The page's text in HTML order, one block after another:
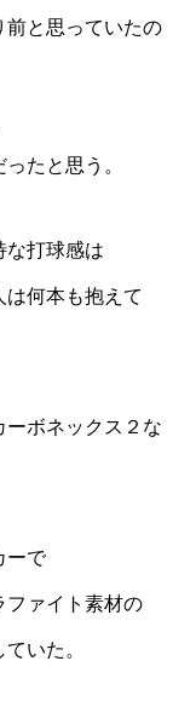
前と思っていたの
たと思う。
な打球感は
何本も抱えて
ーボネックス２な
ーで
ファイト素材の
いた。